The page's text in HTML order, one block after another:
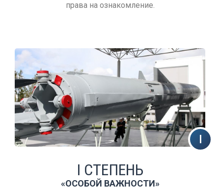
права на ознакомление.
I СТЕПЕНЬ
«ОСОБОЙ ВАЖНОСТИ»